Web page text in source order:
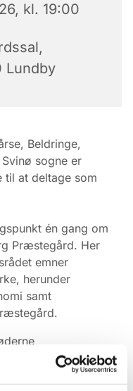
kl. 19:00
Lundby
Beldringe,
sogne er
til at deltage som
én gang om
Præstegård. Her
emner
herunder
samt